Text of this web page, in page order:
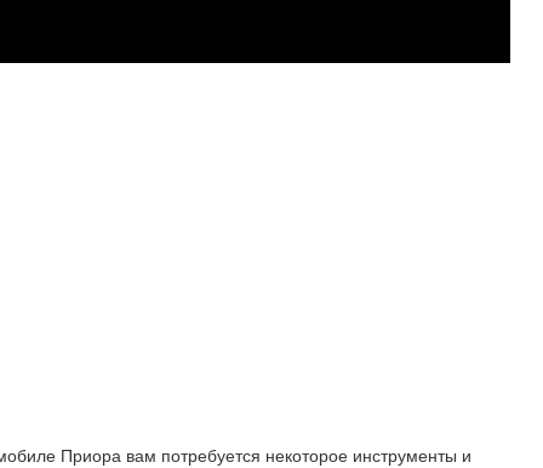
Приора вам потребуется некоторое инструменты и